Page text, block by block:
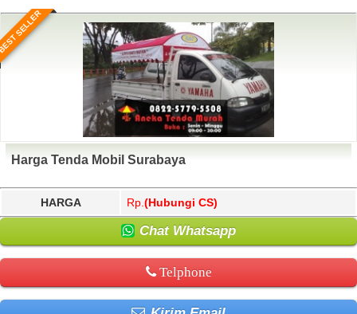
SELLER
Harga Tenda Mobil Surabaya
HARGA Rp. (Hubungi CS)
Chat Whatsapp
Telphone